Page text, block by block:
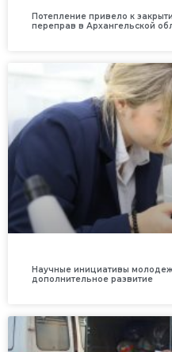
Потепление привело к
переправ в Архангельской
Научные инициативы
дополнительное развитие